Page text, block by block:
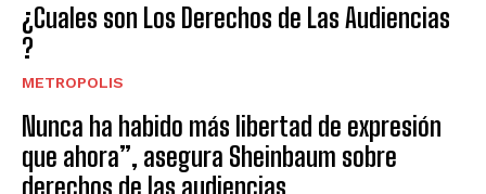
¿Cuales son Los Derechos de Las Audiencias
?
METROPOLIS
Nunca ha habido más libertad de expresión
que ahora”, asegura Sheinbaum sobre
derechos de las audiencias